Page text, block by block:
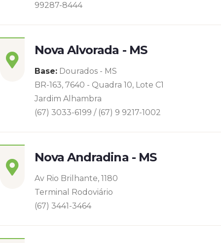
99287-8444
Nova Alvorada - MS
Base: Dourados - MS
BR-163, 7640 - Quadra 10, Lote C1
Jardim Alhambra
(67) 3033-6199 / (67) 9 9217-1002
Nova Andradina - MS
Av Rio Brilhante, 1180
Terminal Rodoviário
(67) 3441-3464